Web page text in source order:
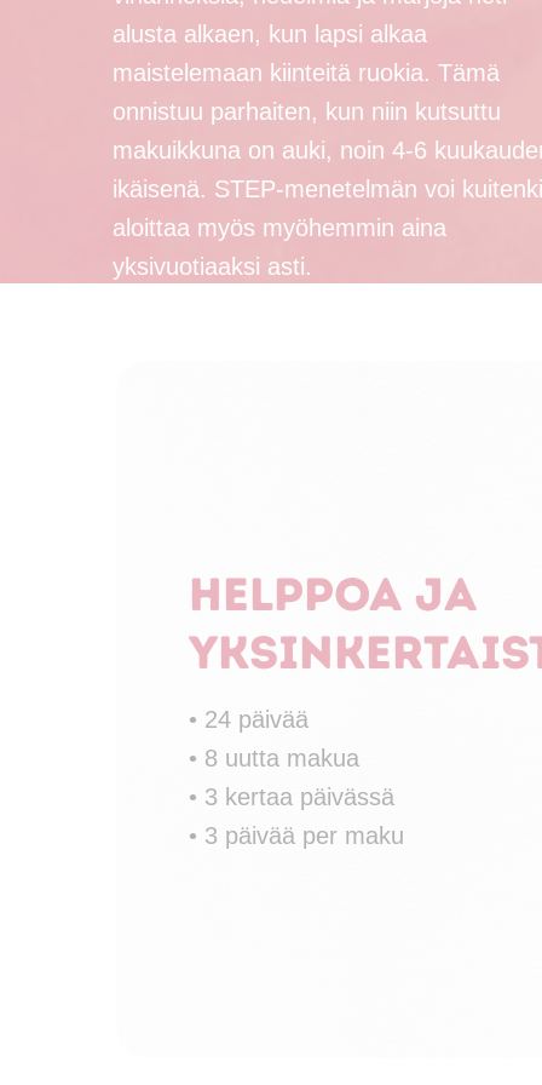
alusta alkaen, kun lapsi alkaa
maistelemaan kiinteitä ruokia. Tämä
onnistuu parhaiten, kun niin kutsuttu
makuikkuna on auki, noin 4-6
ikäisenä. STEP-menetelmän voi
aloittaa myös myöhemmin aina
yksivuotiaaksi asti.
Helppoa ja
• 24 päivää
• 8 uutta makua
• 3 kertaa päivässä
• 3 päivää per maku